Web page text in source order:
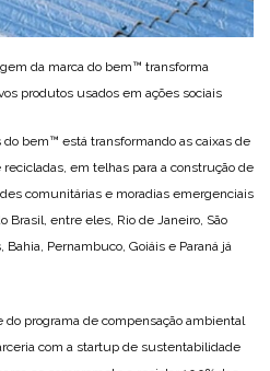
da marca do bem™ transforma
produtos usados em ações sociais
bem™ está transformando as caixas de
recicladas, em telhas para a construção de
comunitárias e moradias emergenciais
Brasil, entre eles, Rio de Janeiro, São
Bahia, Pernambuco, Goiáis e Paraná já
do programa de compensação ambiental
com a startup de sustentabilidade